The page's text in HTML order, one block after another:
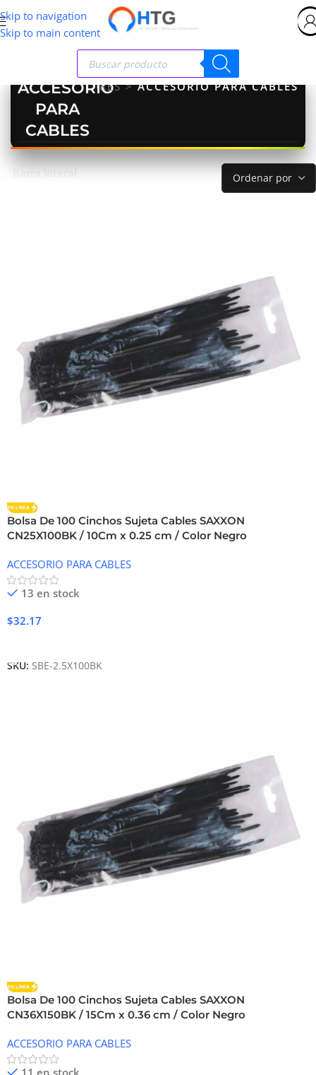
Skip to navigation
Skip to main content
ACCESORIO
PARA
CABLES
Y ADAPTADORES>ACCESORIO PARA CABLES
Barra lateral
Bolsa De 100 Cinchos Sujeta Cables SAXXON
CN25X100BK / 10Cm x 0.25 cm / Color Negro
ACCESORIO PARA CABLES
13 en stock
$32.17
SKU: SBE-2.5X100BK
Bolsa De 100 Cinchos Sujeta Cables SAXXON
CN36X150BK / 15Cm x 0.36 cm / Color Negro
ACCESORIO PARA CABLES
11 en stock